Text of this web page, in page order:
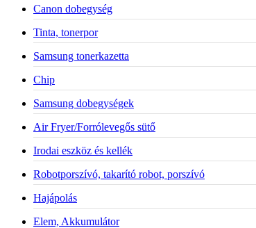
Canon dobegység
Tinta, tonerpor
Samsung tonerkazetta
Chip
Samsung dobegységek
Air Fryer/Forrólevegős sütő
Irodai eszköz és kellék
Robotporszívó, takarító robot, porszívó
Hajápolás
Elem, Akkumulátor